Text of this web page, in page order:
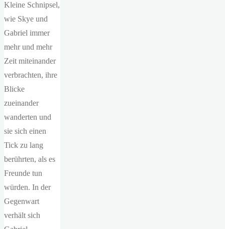
Kleine Schnipsel,
wie Skye und
Gabriel immer
mehr und mehr
Zeit miteinander
verbrachten, ihre
Blicke
zueinander
wanderten und
sie sich einen
Tick zu lang
berührten, als es
Freunde tun
würden. In der
Gegenwart
verhält sich